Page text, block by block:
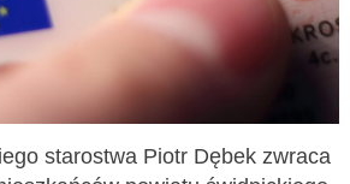
starostwa Piotr Dębek zwraca